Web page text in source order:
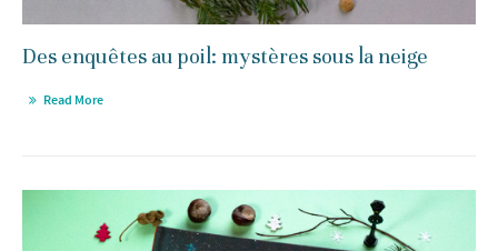
Des enquêtes au poil: mystères sous la neige
Read More